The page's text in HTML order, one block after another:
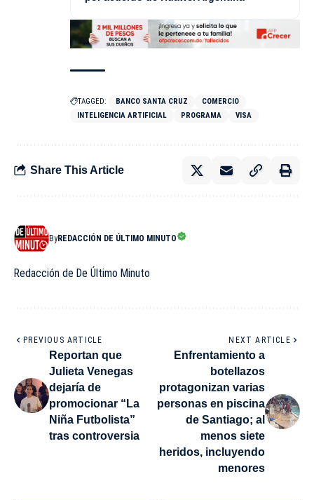
TAGGED: BANCO SANTA CRUZ
COMERCIO
INTELIGENCIA ARTIFICIAL
PROGRAMA VISA
Share This Article
ByREDACCIÓN DE ÚLTIMO MINUTO
Redacción de De Último Minuto
PREVIOUS ARTICLE
Reportan que
Julieta Venegas
dejaría de
promocionar “La
Niña Futbolista”
tras controversia
NEXT ARTICLE
Enfrentamiento a
botellazos
protagonizan varias
personas en piscina
de Santiago; al
menos siete
heridos, incluyendo
menores